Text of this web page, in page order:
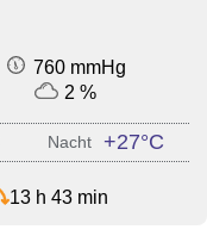
760 mmHg
2 %
Nacht +27°C
13 h 43 min